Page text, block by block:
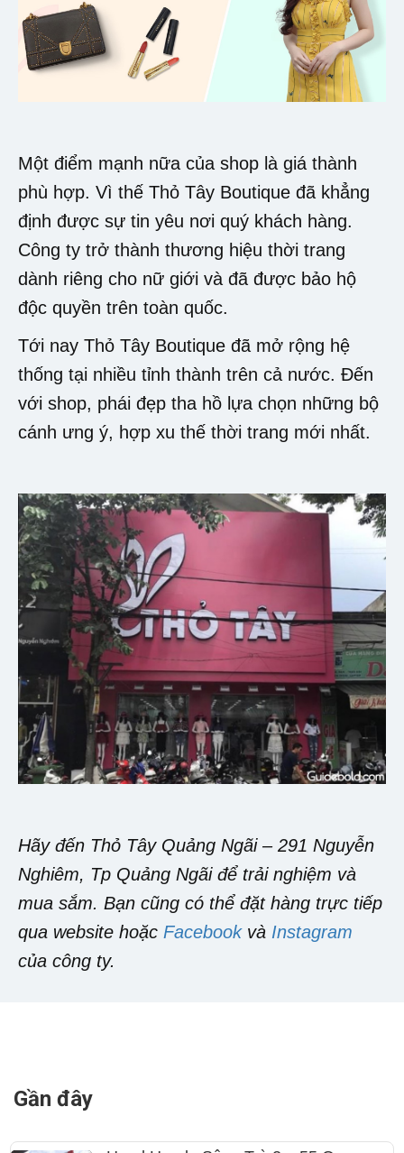
Một điểm mạnh nữa của shop là giá thành
phù hợp. Vì thế Thỏ Tây Boutique đã khẳng
định được sự tin yêu nơi quý khách hàng.
Công ty trở thành thương hiệu thời trang
dành riêng cho nữ giới và đã được bảo hộ
độc quyền trên toàn quốc.
Tới nay Thỏ Tây Boutique đã mở rộng hệ
thống tại nhiều tỉnh thành trên cả nước. Đến
với shop, phái đẹp tha hồ lựa chọn những bộ
cánh ưng ý, hợp xu thế thời trang mới nhất.
Hãy đến Thỏ Tây Quảng Ngãi – 291 Nguyễn
Nghiêm, Tp Quảng Ngãi để trải nghiệm và
mua sắm. Bạn cũng có thể đặt hàng trực tiếp
qua website hoặc Facebookvà Instagram
của công ty.
Gần đây